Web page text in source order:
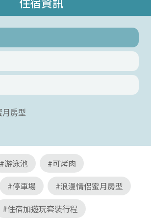
月房型
#游泳池
#可烤肉
#停車場
#浪漫情侶蜜月房型
#住宿加遊玩套裝行程